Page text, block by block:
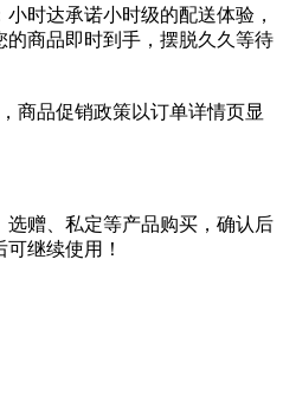
时达承诺小时级的配送体验，
的商品即时到手，摆脱久久等待
商品促销政策以订单详情页显
赠、私定等产品购买，确认后
继续使用！